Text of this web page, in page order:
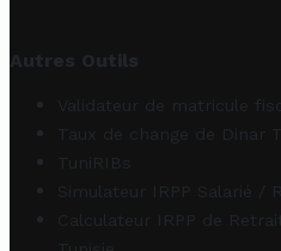
Autres Outils
Validateur de matricule
Taux de change de Dinar
TuniRIBs
Simulateur IRPP Salarié /
Calculateur IRPP de